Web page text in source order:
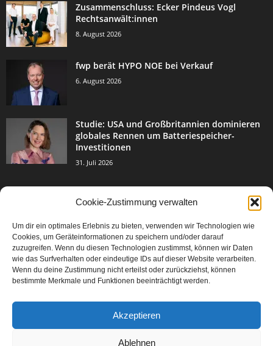
Cookie-Zustimmung verwalten
Um dir ein optimales Erlebnis zu bieten, verwenden wir Technologien wie
Cookies, um Geräteinformationen zu speichern und/oder darauf
zuzugreifen. Wenn du diesen Technologien zustimmst, können wir Daten
wie das Surfverhalten oder eindeutige IDs auf dieser Website verarbeiten.
Wenn du deine Zustimmung nicht erteilst oder zurückziehst, können
bestimmte Merkmale und Funktionen beeinträchtigt werden.
Akzeptieren
Ablehnen
Zusammenschluss: Ecker Pindeus Vogl
Rechtsanwält:innen
8. August 2026
fwp berät HYPO NOE bei Verkauf
6. August 2026
Studie: USA und Großbritannien dominieren
globales Rennen um Batteriespeicher-
Investitionen
31. Juli 2026
Events & Success 3004
Breaking News 2067
Aktuelles
Featured Article
Karriere 567